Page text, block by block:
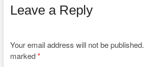
Leave a Reply
Your email address will not be published.
marked*